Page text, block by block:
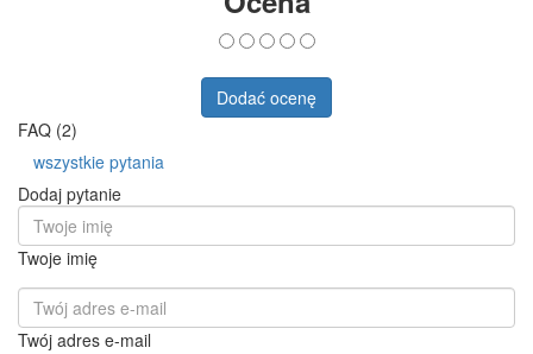
Dodać ocenę
FAQ (2)
wszystkie pytania
Dodaj pytanie
Twoje imię
Twój adres e-mail